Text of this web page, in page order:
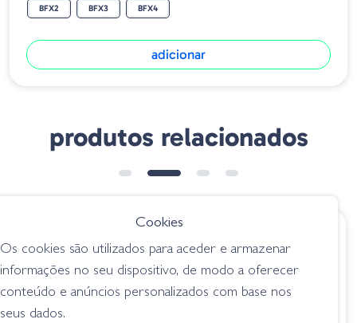
BFX2 BFX3 BFX4
adicionar
produtos relacionados
€ 26.80
The Big Spoon
Silver Holografica
spoon / medalhas
Blue Fox Vibrax
Foxtail - SXW
Cookies
Os cookies são utilizados para aceder e armazenar
informações no seu dispositivo, de modo a oferecer
conteúdo e anúncios personalizados com base nos
seus dados.